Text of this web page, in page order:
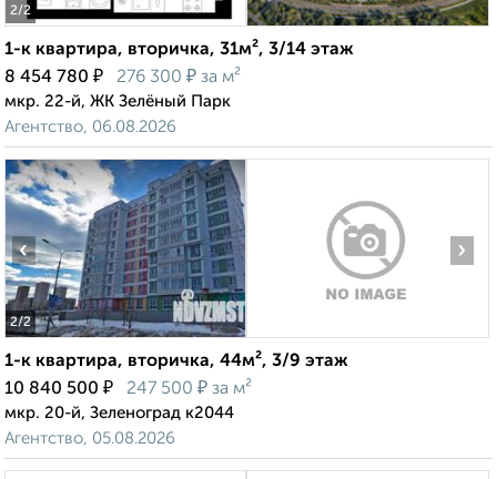
2/2
1-к квартира, вторичка, 31м², 3/14 этаж
8 454 780 ₽ 276 300 ₽ за м²
мкр. 22-й, ЖК Зелёный Парк
Агентство, 06.08.2026
2/2
‹ ›
1-к квартира, вторичка, 44м², 3/9 этаж
10 840 500 ₽ 247 500 ₽ за м²
мкр. 20-й, Зеленоград к2044
Агентство, 05.08.2026